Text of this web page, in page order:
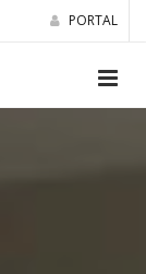
PORTAL